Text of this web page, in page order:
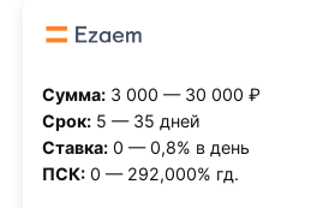
Сумма:3 000 — 30 000 ₽
Срок:5 — 35 дней
Ставка:0 — 0,8% в день
ПСК:0 — 292,000% гд.